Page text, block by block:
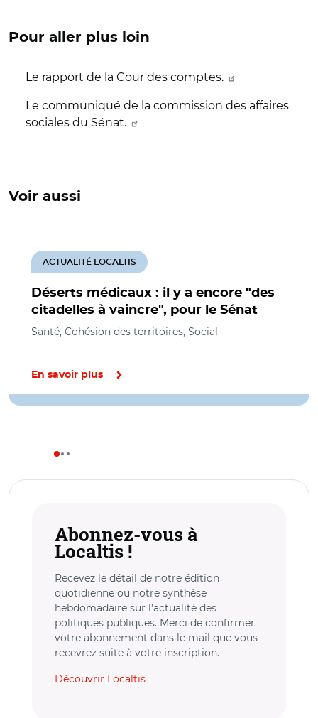
Pour aller plus loin
Le rapport de la Cour des comptes.
Le communiqué de la commission des affaires
sociales du Sénat.
Voir aussi
Déserts médicaux : il y a encore "des
citadelles à vaincre", pour le Sénat
ACTUALITÉ LOCALTIS
Santé, Cohésion des territoires, Social
En savoir plus
Abonnez-vous à
Localtis !
Recevez le détail de notre édition
quotidienne ou notre synthèse
hebdomadaire sur l’actualité des
politiques publiques. Merci de confirmer
votre abonnement dans le mail que vous
recevrez suite à votre inscription.
Découvrir Localtis